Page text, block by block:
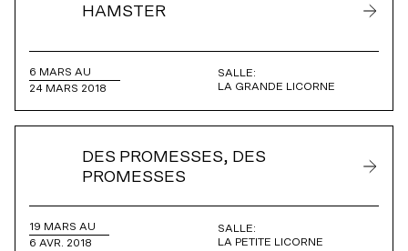
HAMSTER
6 MARS AU
24 MARS 2018
SALLE:
LA GRANDE LICORNE
DES PROMESSES, DES
PROMESSES
19 MARS AU
6 AVR. 2018
SALLE:
LA PETITE LICORNE